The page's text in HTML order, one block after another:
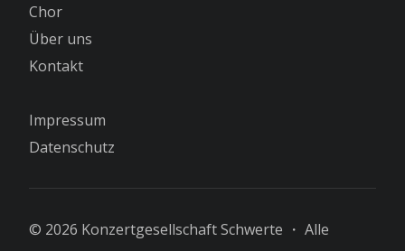
Chor
Über uns
Kontakt
Impressum
Datenschutz
© 2026 Konzertgesellschaft Schwerte ・ Alle